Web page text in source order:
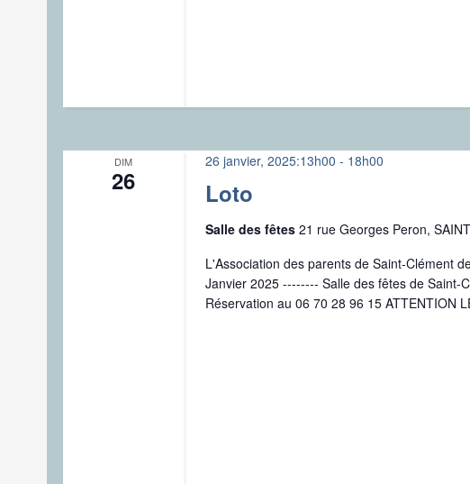
DIM
26 Loto
26 janvier, 2025:13h00 - 18h00
Salle des fêtes 21 rue Georges Peron,
L'Association des parents de Saint-Clément
Janvier 2025 -------- Salle des fêtes de
Réservation au 06 70 28 96 15 ATTENTION